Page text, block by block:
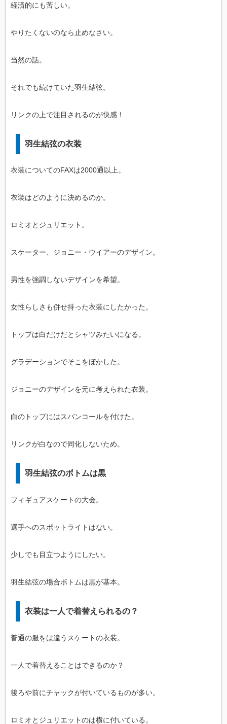
経済的にも苦しい。
やりたくないのなら止めなさい。
当然の話。
それでも続けていた羽生結弦。
リンクの上で注目されるのが快感！
羽生結弦の衣装
衣装についてのFAXは2000通以上。
衣装はどのように決めるのか。
ロミオとジュリエット。
スケーター、ジョニー・ウイアーのデザイン。
男性を強調しないデザインを希望。
女性らしさも併せ持った衣装にしたかった。
トップは白だけだとシャツみたいになる。
グラデーションでそこをぼかした。
ジョニーのデザインを元に考えられた衣装。
白のトップにはスパンコールを付けた。
リンクが白なので同化しないため。
羽生結弦のボトムは黒
フィギュアスケートの大会。
選手へのスポットライトはない。
少しでも目立つようにしたい。
羽生結弦の場合ボトムは黒が基本。
衣装は一人で着替えられるの？
普通の服をは違うスケートの衣装。
一人で着替えることはできるのか？
後ろや前にチャックが付いているものが多い。
ロミオとジュリエットのは横に付いている。